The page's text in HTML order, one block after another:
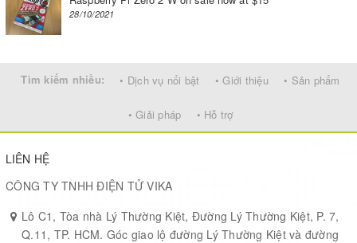
28/10/2021
Tìm kiếm nhiều: • Dịch vụ nổi bật • Giới thiệu • Sản phẩm
• Giải pháp • Hỗ trợ
LIÊN HỆ
CÔNG TY TNHH ĐIỆN TỬ VIKA
Lô C1, Tòa nhà Lý Thường Kiệt, Đường Lý Thường Kiệt, P. 7,
Q.11, TP. HCM. Góc giao lộ đường Lý Thường Kiệt và đường